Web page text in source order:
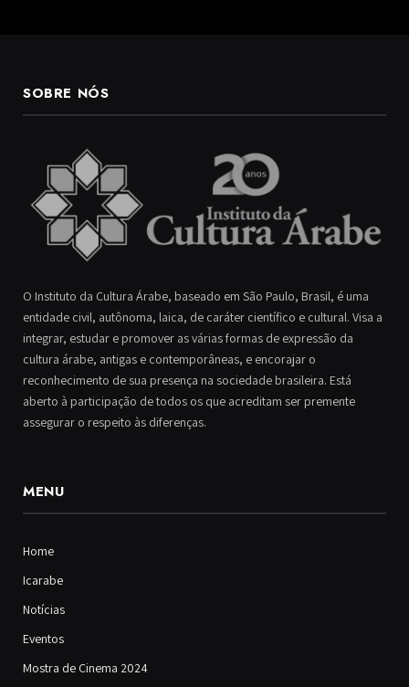
SOBRE NÓS
O Instituto da Cultura Árabe, baseado em São Paulo, Brasil, é uma
entidade civil, autônoma, laica, de caráter científico e cultural. Visa a
integrar, estudar e promover as várias formas de expressão da
cultura árabe, antigas e contemporâneas, e encorajar o
reconhecimento de sua presença na sociedade brasileira. Está
aberto à participação de todos os que acreditam ser premente
assegurar o respeito às diferenças.
MENU
Home
Icarabe
Notícias
Eventos
Mostra de Cinema 2024